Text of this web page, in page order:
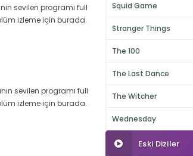
sevilen programı full
izleme için burada.
sevilen programı full
izleme için burada.
Squid Game
Stranger Things
The 100
The Last Dance
The Witcher
Wednesday
Eski Diziler